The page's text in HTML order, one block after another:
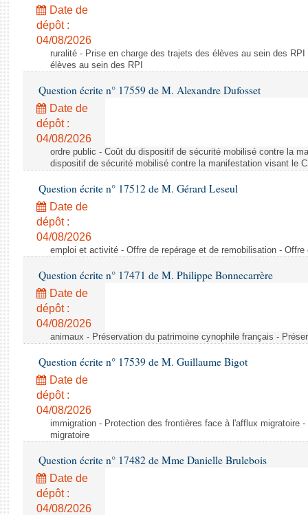
Date de
dépôt :
04/08/2026
ruralité - Prise en charge des trajets des élèves au sein des
élèves au sein des RPI
Question écrite n° 17559 de M. Alexandre Dufosset
Date de
dépôt :
04/08/2026
ordre public - Coût du dispositif de sécurité mobilisé contre la
dispositif de sécurité mobilisé contre la manifestation visant le
Question écrite n° 17512 de M. Gérard Leseul
Date de
dépôt :
04/08/2026
emploi et activité - Offre de repérage et de remobilisation -
Question écrite n° 17471 de M. Philippe Bonnecarrère
Date de
dépôt :
04/08/2026
animaux - Préservation du patrimoine cynophile français -
Question écrite n° 17539 de M. Guillaume Bigot
Date de
dépôt :
04/08/2026
immigration - Protection des frontières face à l'afflux migratoire
migratoire
Question écrite n° 17482 de Mme Danielle Brulebois
Date de
dépôt :
04/08/2026